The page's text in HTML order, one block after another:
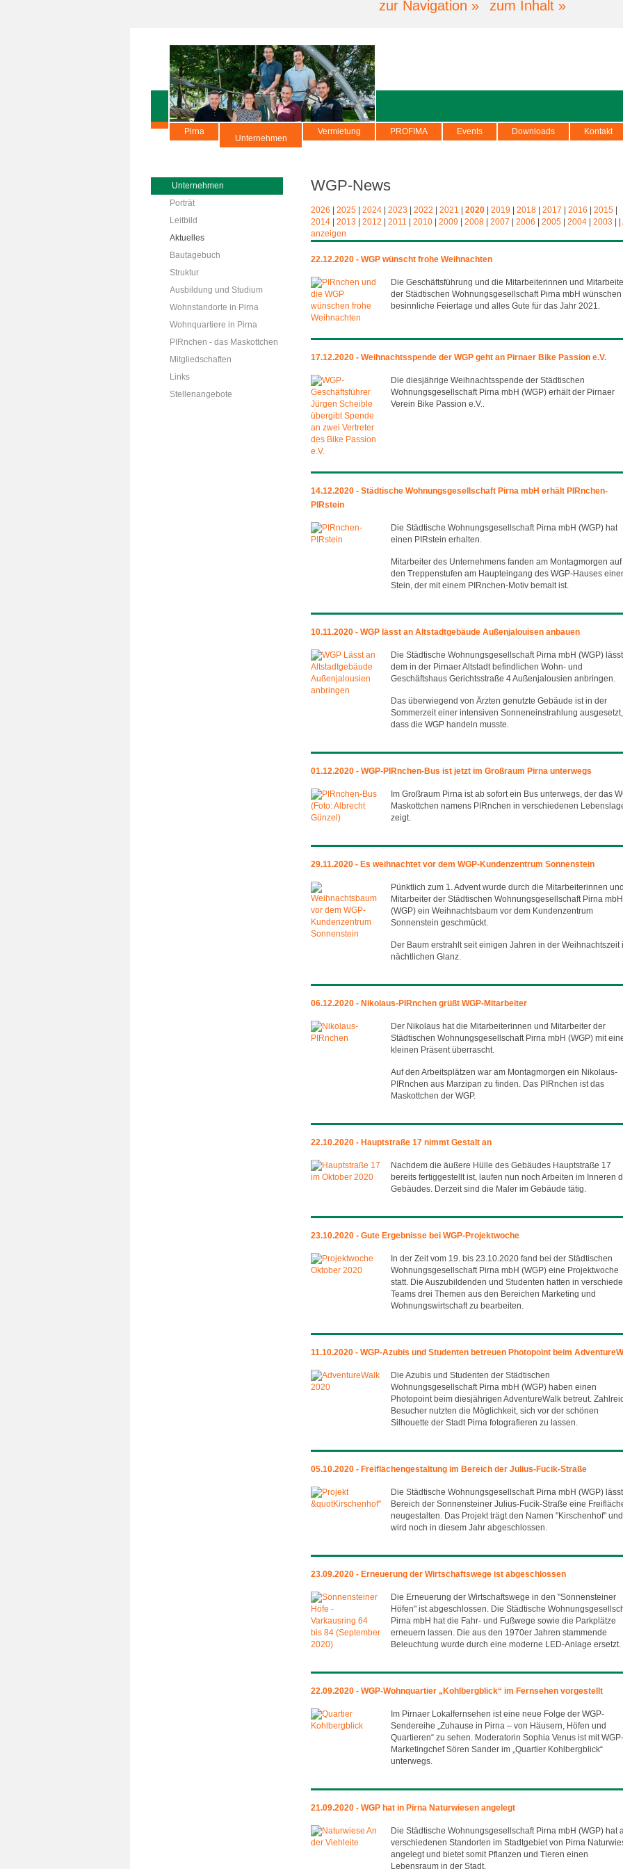
zur Navigation » zum Inhalt »
Pirna
Unternehmen
Vermietung PROFIMA Events Downloads Kontakt
Unternehmen
Porträt
Leitbild
Aktuelles
Bautagebuch
Struktur
Ausbildung und Studium
Wohnstandorte in Pirna
Wohnquartiere in Pirna
PIRnchen - das Maskottchen
Mitgliedschaften
Links
Stellenangebote
WGP-News
2026 2025 2024 2023 2022 2021 2020 2019 2018 2017 2016 2015
2014
2013 2012 2011 2010 2009 2008 2007 2006 2005 2004 2003
anzeigen
22.12.2020 - WGP wünscht frohe Weihnachten
Die Geschäftsführung und die Mitarbeiterinnen und
der Städtischen Wohnungsgesellschaft Pirna mbH wünschen
besinnliche Feiertage und alles Gute für das Jahr 2021.
17.12.2020 - Weihnachtsspende der WGP geht an Pirnaer Bike Passion e.V.
Die diesjährige Weihnachtsspende der Städtischen
Wohnungsgesellschaft Pirna mbH (WGP) erhält der Pirnaer
Verein Bike Passion e.V..
14.12.2020 - Städtische Wohnungsgesellschaft Pirna mbH erhält PIRnchen-
PIRstein
Die Städtische Wohnungsgesellschaft Pirna mbH (WGP) hat
einen PIRstein erhalten.
Mitarbeiter des Unternehmens fanden am Montagmorgen auf
den Treppenstufen am Haupteingang des WGP-Hauses
Stein, der mit einem PIRnchen-Motiv bemalt ist.
10.11.2020 - WGP lässt an Altstadtgebäude Außenjalouisen anbauen
Die Städtische Wohnungsgesellschaft Pirna mbH (WGP)
dem in der Pirnaer Altstadt befindlichen Wohn- und
Geschäftshaus Gerichtsstraße 4 Außenjalousien anbringen.
Das überwiegend von Ärzten genutzte Gebäude ist in der
Sommerzeit einer intensiven Sonneneinstrahlung
dass die WGP handeln musste.
01.12.2020 - WGP-PIRnchen-Bus ist jetzt im Großraum Pirna unterwegs
Im Großraum Pirna ist ab sofort ein Bus unterwegs, der das
Maskottchen namens PIRnchen in verschiedenen
zeigt.
29.11.2020 - Es weihnachtet vor dem WGP-Kundenzentrum Sonnenstein
Pünktlich zum 1. Advent wurde durch die Mitarbeiterinnen und
Mitarbeiter der Städtischen Wohnungsgesellschaft Pirna mbH
(WGP) ein Weihnachtsbaum vor dem Kundenzentrum
Sonnenstein geschmückt.
Der Baum erstrahlt seit einigen Jahren in der Weihnachtszeit
nächtlichen Glanz.
06.12.2020 - Nikolaus-PIRnchen grüßt WGP-Mitarbeiter
Der Nikolaus hat die Mitarbeiterinnen und Mitarbeiter der
Städtischen Wohnungsgesellschaft Pirna mbH (WGP) mit
kleinen Präsent überrascht.
Auf den Arbeitsplätzen war am Montagmorgen ein Nikolaus-
PIRnchen aus Marzipan zu finden. Das PIRnchen ist das
Maskottchen der WGP.
22.10.2020 - Hauptstraße 17 nimmt Gestalt an
Nachdem die äußere Hülle des Gebäudes Hauptstraße 17
bereits fertiggestellt ist, laufen nun noch Arbeiten im Inneren
Gebäudes. Derzeit sind die Maler im Gebäude tätig.
23.10.2020 - Gute Ergebnisse bei WGP-Projektwoche
In der Zeit vom 19. bis 23.10.2020 fand bei der Städtischen
Wohnungsgesellschaft Pirna mbH (WGP) eine Projektwoche
statt. Die Auszubildenden und Studenten hatten in
Teams drei Themen aus den Bereichen Marketing und
Wohnungswirtschaft zu bearbeiten.
11.10.2020 - WGP-Azubis und Studenten betreuen Photopoint beim
Die Azubis und Studenten der Städtischen
Wohnungsgesellschaft Pirna mbH (WGP) haben einen
Photopoint beim diesjährigen AdventureWalk betreut.
Besucher nutzten die Möglichkeit, sich vor der schönen
Silhouette der Stadt Pirna fotografieren zu lassen.
05.10.2020 - Freiflächengestaltung im Bereich der Julius-Fucik-Straße
Die Städtische Wohnungsgesellschaft Pirna mbH (WGP)
Bereich der Sonnensteiner Julius-Fucik-Straße eine
neugestalten. Das Projekt trägt den Namen "Kirschenhof" und
wird noch in diesem Jahr abgeschlossen.
23.09.2020 - Erneuerung der Wirtschaftswege ist abgeschlossen
Die Erneuerung der Wirtschaftswege in den "Sonnensteiner
Höfen" ist abgeschlossen. Die Städtische
Pirna mbH hat die Fahr- und Fußwege sowie die Parkplätze
erneuern lassen. Die aus den 1970er Jahren stammende
Beleuchtung wurde durch eine moderne LED-Anlage ersetzt.
22.09.2020 - WGP-Wohnquartier „Kohlbergblick“ im Fernsehen vorgestellt
Im Pirnaer Lokalfernsehen ist eine neue Folge der WGP-
Sendereihe „Zuhause in Pirna – von Häusern, Höfen und
Quartieren“ zu sehen. Moderatorin Sophia Venus ist mit WGP-
Marketingchef Sören Sander im „Quartier Kohlbergblick“
unterwegs.
21.09.2020 - WGP hat in Pirna Naturwiesen angelegt
Die Städtische Wohnungsgesellschaft Pirna mbH (WGP) hat
verschiedenen Standorten im Stadtgebiet von Pirna
angelegt und bietet somit Pflanzen und Tieren einen
Lebensraum in der Stadt.